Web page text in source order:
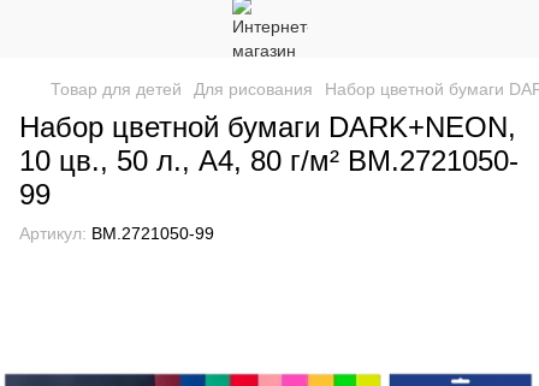
Товар для детей Для рисования Набор цветной бумаги
Набор цветной бумаги DARK+NEON,
10 цв., 50 л., А4, 80 г/м² BM.2721050-
99
Артикул: BM.2721050-99